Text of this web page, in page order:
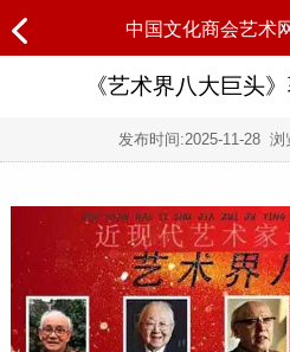
中国文化商会艺术
《艺术界八大巨头
发布时间:2025-11-28 浏